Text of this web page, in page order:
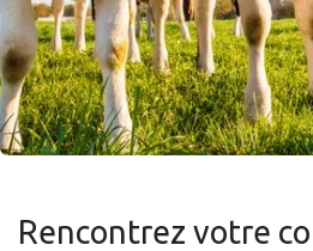
Rencontrez votre